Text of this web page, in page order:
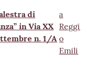
di
in Via XX
n. 1/A
a
Reggi
o
Emili